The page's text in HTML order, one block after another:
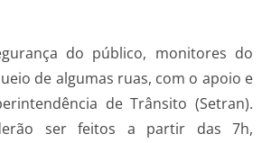
do público, monitores do
de algumas ruas, com o apoio e
de Trânsito (Setran).
ser feitos a partir das 7h,